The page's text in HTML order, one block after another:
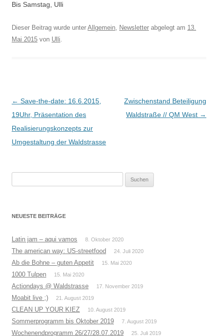
Bis Samstag, Ulli
Dieser Beitrag wurde unter Allgemein, Newsletter abgelegt am 13.
Mai 2015 von Ulli.
Beitrags-
Navigation
← Save-the-date: 16.6.2015,
19Uhr, Präsentation des
Realisierungskonzepts zur
Umgestaltung der Waldstrasse
Zwischenstand Beteiligung
Waldstraße // QM West →
NEUESTE BEITRÄGE
Latin jam – aqui vamos 8. Oktober 2020
The american way: US-streetfood 24. Juli 2020
Ab die Bohne – guten Appetit 15. Mai 2020
1000 Tulpen 15. Mai 2020
Actiondays @ Waldstrasse 17. November 2019
Moabit live ;) 21. August 2019
CLEAN UP YOUR KIEZ 10. August 2019
Sommerprogramm bis Oktober 2019 7. August 2019
Wochenendprogramm 26/27/28.07.2019 25. Juli 2019